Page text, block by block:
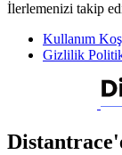
İlerlemenizi takip
Kullanım
Gizlilik